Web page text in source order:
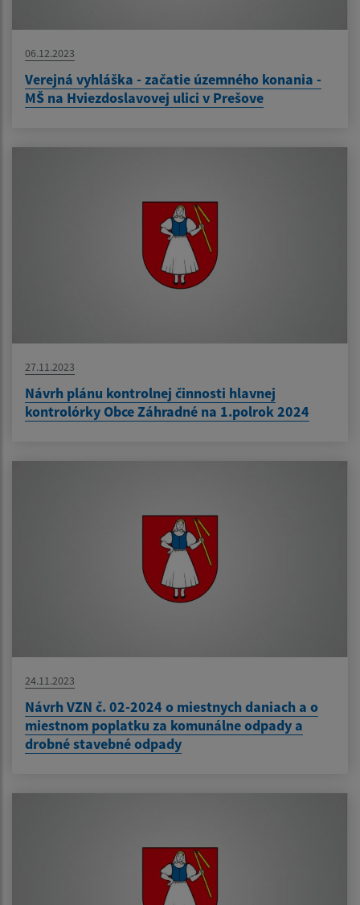
06.12.2023
Verejná vyhláška - začatie územného konania -
MŠ na Hviezdoslavovej ulici v Prešove
27.11.2023
Návrh plánu kontrolnej činnosti hlavnej
kontrolórky Obce Záhradné na 1.polrok 2024
24.11.2023
Návrh VZN č. 02-2024 o miestnych daniach a o
miestnom poplatku za komunálne odpady a
drobné stavebné odpady